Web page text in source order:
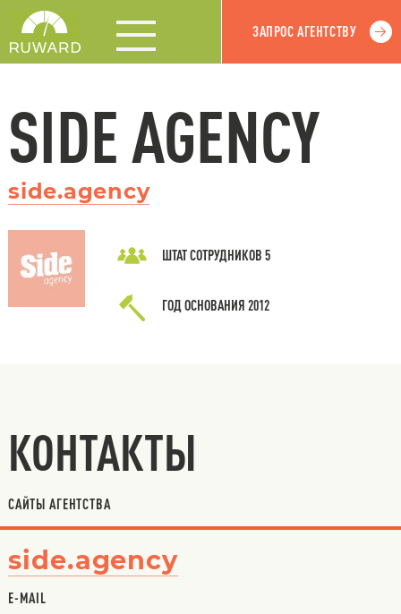
ЗАПРОС АГЕНТСТВУ
SIDE AGENCY
side.agency
ШТАТ СОТРУДНИКОВ 5
ГОД ОСНОВАНИЯ 2012
КОНТАКТЫ
САЙТЫ АГЕНТСТВА
side.agency
E-MAIL